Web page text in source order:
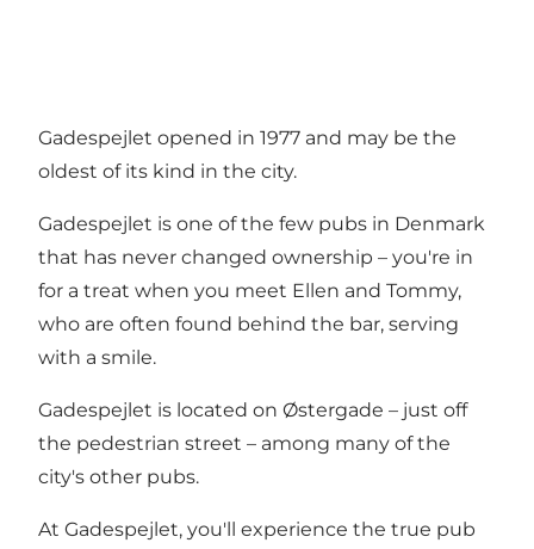
Gadespejlet opened in 1977 and may be the
oldest of its kind in the city.
Gadespejlet is one of the few pubs in Denmark
that has never changed ownership – you're in
for a treat when you meet Ellen and Tommy,
who are often found behind the bar, serving
with a smile.
Gadespejlet is located on Østergade – just off
the pedestrian street – among many of the
city's other pubs.
At Gadespejlet, you'll experience the true pub